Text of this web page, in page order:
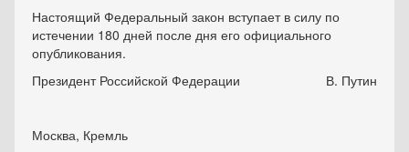
Настоящий Федеральный закон вступает в силу по
истечении 180 дней после дня его официального
опубликования.
Президент Российской Федерации
В. Путин
Москва, Кремль